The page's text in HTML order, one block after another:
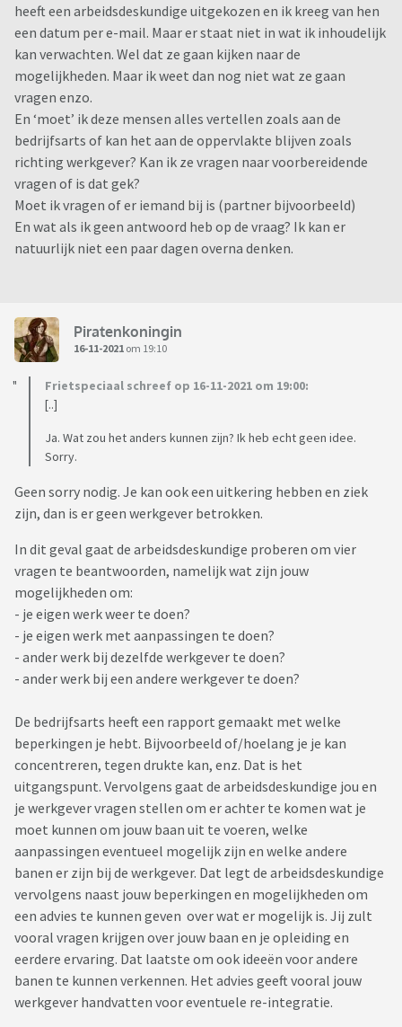
heeft een arbeidsdeskundige uitgekozen en ik kreeg van hen
een datum per e-mail. Maar er staat niet in wat ik inhoudelijk
kan verwachten. Wel dat ze gaan kijken naar de
mogelijkheden. Maar ik weet dan nog niet wat ze gaan
vragen enzo.
En ‘moet’ ik deze mensen alles vertellen zoals aan de
bedrijfsarts of kan het aan de oppervlakte blijven zoals
richting werkgever? Kan ik ze vragen naar voorbereidende
vragen of is dat gek?
Moet ik vragen of er iemand bij is (partner bijvoorbeeld)
En wat als ik geen antwoord heb op de vraag? Ik kan er
natuurlijk niet een paar dagen overna denken.
Piratenkoningin
16-11-2021 om 19:10
Frietspeciaal schreef op 16-11-2021 om 19:00:
[..]
Ja. Wat zou het anders kunnen zijn? Ik heb echt geen idee.
Sorry.
Geen sorry nodig. Je kan ook een uitkering hebben en ziek
zijn, dan is er geen werkgever betrokken.
In dit geval gaat de arbeidsdeskundige proberen om vier
vragen te beantwoorden, namelijk wat zijn jouw
mogelijkheden om:
- je eigen werk weer te doen?
- je eigen werk met aanpassingen te doen?
- ander werk bij dezelfde werkgever te doen?
- ander werk bij een andere werkgever te doen?
De bedrijfsarts heeft een rapport gemaakt met welke
beperkingen je hebt. Bijvoorbeeld of/hoelang je je kan
concentreren, tegen drukte kan, enz. Dat is het
uitgangspunt. Vervolgens gaat de arbeidsdeskundige jou en
je werkgever vragen stellen om er achter te komen wat je
moet kunnen om jouw baan uit te voeren, welke
aanpassingen eventueel mogelijk zijn en welke andere
banen er zijn bij de werkgever. Dat legt de arbeidsdeskundige
vervolgens naast jouw beperkingen en mogelijkheden om
een advies te kunnen geven over wat er mogelijk is. Jij zult
vooral vragen krijgen over jouw baan en je opleiding en
eerdere ervaring. Dat laatste om ook ideeën voor andere
banen te kunnen verkennen. Het advies geeft vooral jouw
werkgever handvatten voor eventuele re-integratie.